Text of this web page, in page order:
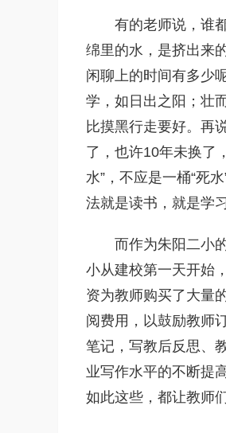
有的老师说，谁
绵里的水，是挤出来
闲聊上的时间有多少
学，如日出之阳；壮
比摸黑行走要好。再
了，也许10年未换了
水”，不应是一桶“死
法就是读书，就是学
而作为朱阳二小
小从建校第一天开始
资为教师购买了大量
阅费用，以鼓励教师
笔记，写教后反思、
业写作水平的不断提
如此这些，都让教师